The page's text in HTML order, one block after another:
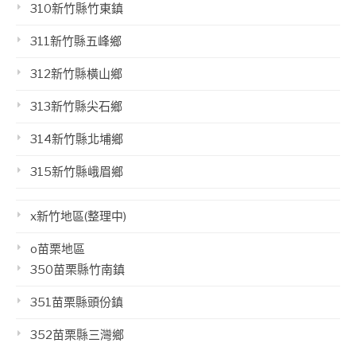
310新竹縣竹東鎮
311新竹縣五峰鄉
312新竹縣橫山鄉
313新竹縣尖石鄉
314新竹縣北埔鄉
315新竹縣峨眉鄉
x新竹地區(整理中)
o苗栗地區
350苗栗縣竹南鎮
351苗栗縣頭份鎮
352苗栗縣三灣鄉